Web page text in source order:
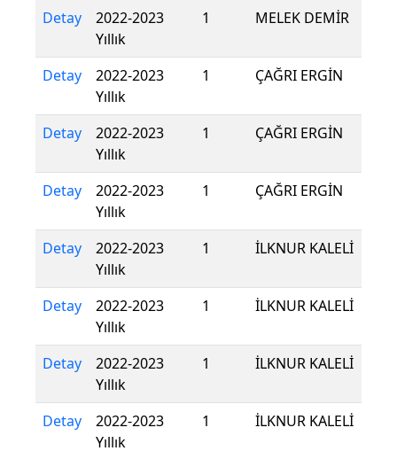
Detay
2022-2023
Yıllık
1 MELEK DEMİR
Detay
2022-2023
Yıllık
1 ÇAĞRI ERGİN
Detay
2022-2023
Yıllık
1 ÇAĞRI ERGİN
Detay
2022-2023
Yıllık
1 ÇAĞRI ERGİN
Detay
2022-2023
Yıllık
1 İLKNUR KALELİ
Detay
2022-2023
Yıllık
1 İLKNUR KALELİ
Detay
2022-2023
Yıllık
1 İLKNUR KALELİ
Detay
2022-2023
Yıllık
1 İLKNUR KALELİ